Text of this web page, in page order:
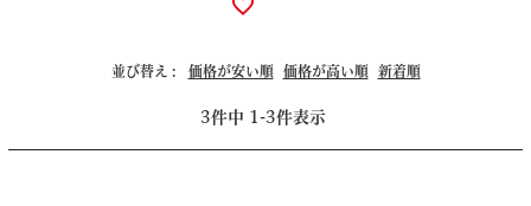
並び替え 価格が安い順 価格が高い順 新着順
3件中 1 -3件表示